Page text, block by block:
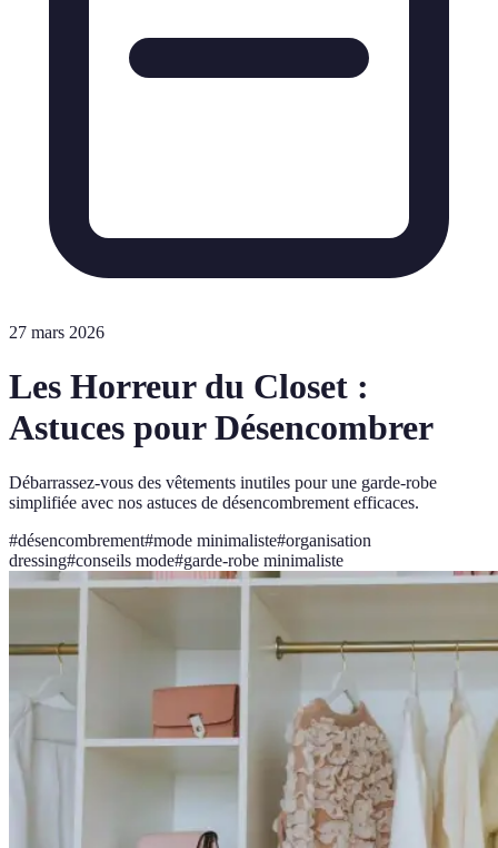
27 mars 2026
Les Horreur du Closet :
Astuces pour Désencombrer
Débarrassez-vous des vêtements inutiles pour une garde-robe
simplifiée avec nos astuces de désencombrement efficaces.
#désencombrement#mode minimaliste#organisation
dressing#conseils mode#garde-robe minimaliste